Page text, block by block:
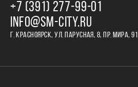
+7 (391) 277‒99‒01
INFO@SM-CITY.RU
Г. КРАСНОЯРСК, УЛ. ПАРУСНАЯ, 8, ПР. МИРА, 91